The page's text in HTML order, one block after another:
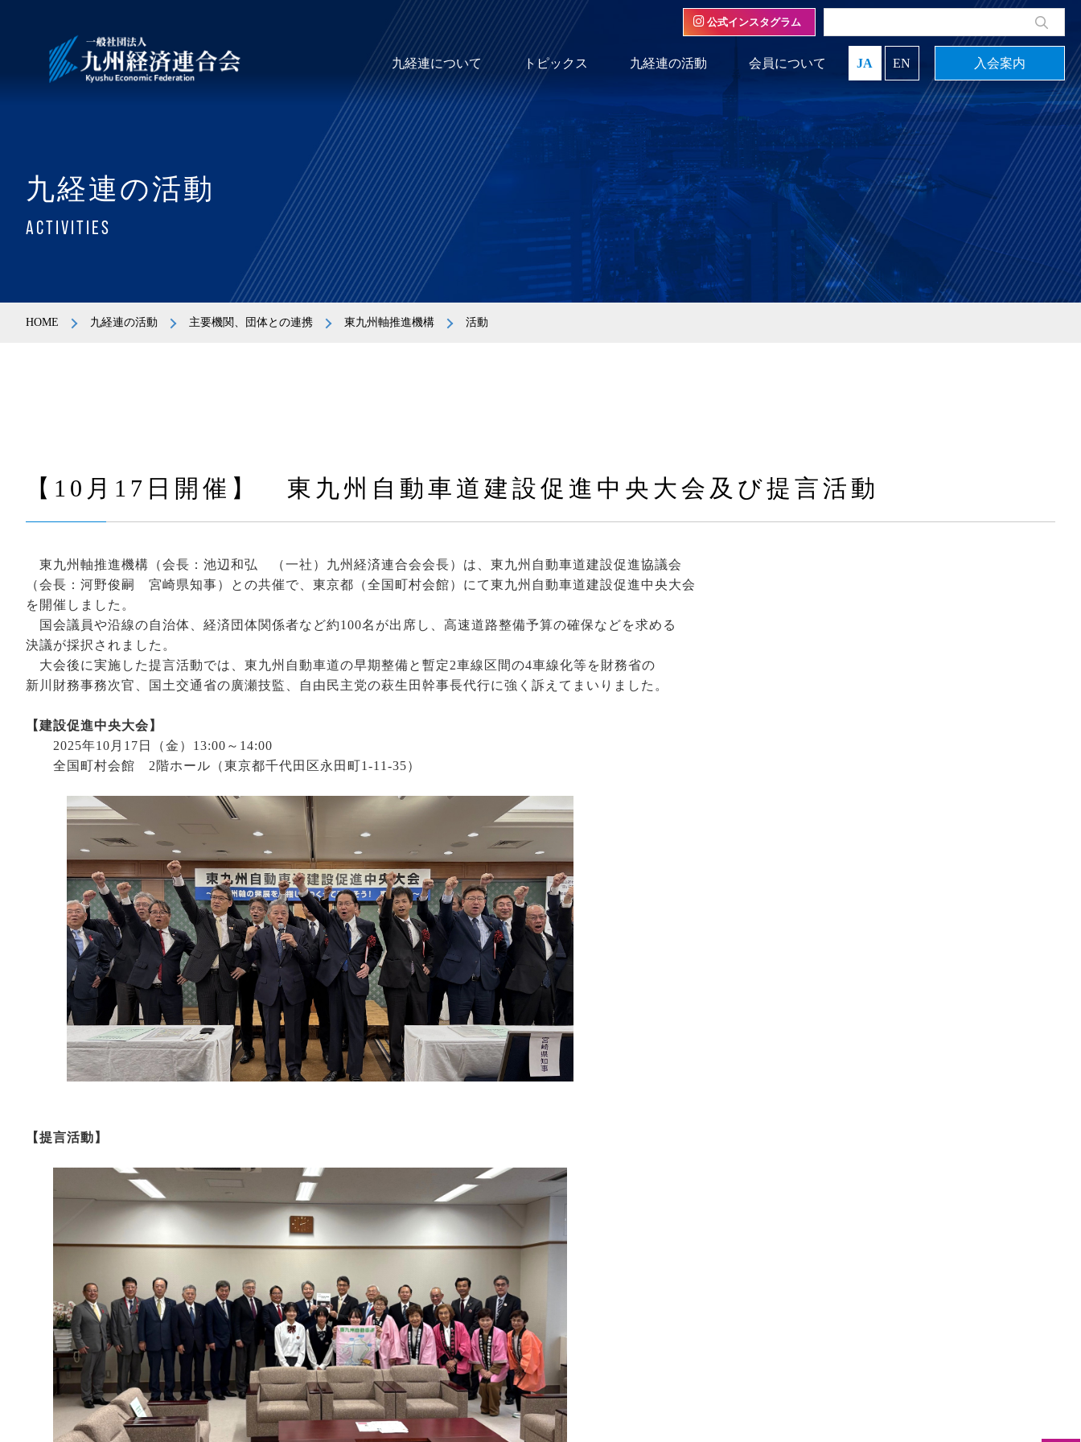
九経連について トピックス 九経連の活動 会員について JA EN 入会案内
公式インスタグラム
九経連の活動
ACTIVITIES
HOME 九経連の活動 主要機関、団体との連携 東九州軸推進機構 活動
【10月17日開催】 東九州自動車道建設促進中央大会及び提言活動
東九州軸推進機構（会長：池辺和弘 （一社）九州経済連合会会長）は、東九州自動車道建設促進協議会
（会長：河野俊嗣 宮崎県知事）との共催で、東京都（全国町村会館）にて東九州自動車道建設促進中央大会
を開催しました。
国会議員や沿線の自治体、経済団体関係者など約100名が出席し、高速道路整備予算の確保などを求める
決議が採択されました。
大会後に実施した提言活動では、東九州自動車道の早期整備と暫定2車線区間の4車線化等を財務省の
新川財務事務次官、国土交通省の廣瀬技監、自由民主党の萩生田幹事長代行に強く訴えてまいりました。
【建設促進中央大会】
2025年10月17日（金）13:00～14:00
全国町村会館 2階ホール（東京都千代田区永田町1-11-35）
【提言活動】